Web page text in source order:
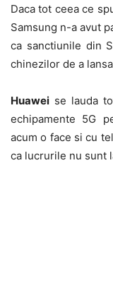
Daca tot ceea ce
Samsung n-a avut
ca sanctiunile din
chinezilor de a
Huawei se lauda
echipamente 5G
acum o face si cu
ca lucrurile nu sunt